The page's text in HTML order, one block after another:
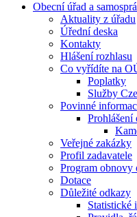
Obecní úřad a
Aktuality z úřadu
Úřední deska
Kontakty
Hlášení rozhlasu
Co vyřídíte na
Poplatky
Služby
Povinné
Prohlášení
Veřejné zakázky
Profil zadavatele
Program obnovy
Dotace
Důležité odkazy
Statistické